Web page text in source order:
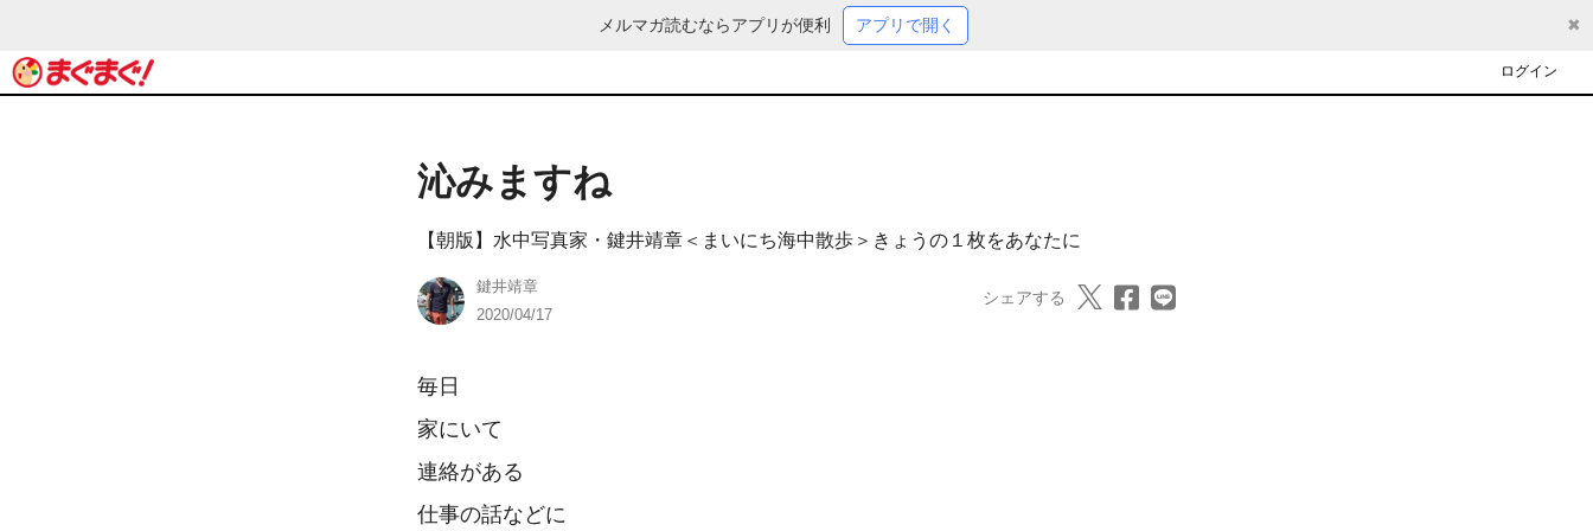
メルマガ読むならアプリが便利 アプリで開く ✖
ログイン
沁みますね
【朝版】水中写真家・鍵井靖章＜まいにち海中散歩＞きょうの１枚をあなたに
鍵井靖章
2020/04/17
シェアする
毎日
家にいて
連絡がある
仕事の話などに